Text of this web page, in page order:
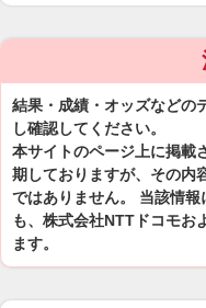
結果・成績・オッズなどの
し確認してください。
本サイトのページ上に掲載
期しておりますが、その内
ではありません。 当該情
も、株式会社NTTドコモお
ます。